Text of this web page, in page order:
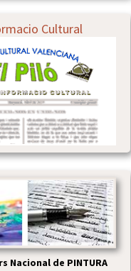
Cultural
Nacional de PINTURA